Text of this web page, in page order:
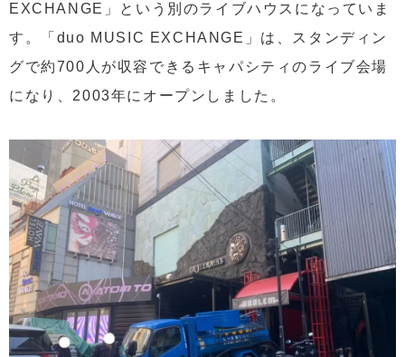
EXCHANGE」という別のライブハウスになっていま
す。「duo MUSIC EXCHANGE」は、スタンディン
グで約700人が収容できるキャパシティのライブ会場
になり、2003年にオープンしました。